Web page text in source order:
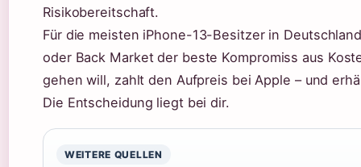
Risikobereitschaft.
Für die meisten iPhone-13-Besitzer in
oder Back Market der beste Kompromiss aus
gehen will, zahlt den Aufpreis bei Apple – und
Die Entscheidung liegt bei dir.
WEITERE QUELLEN